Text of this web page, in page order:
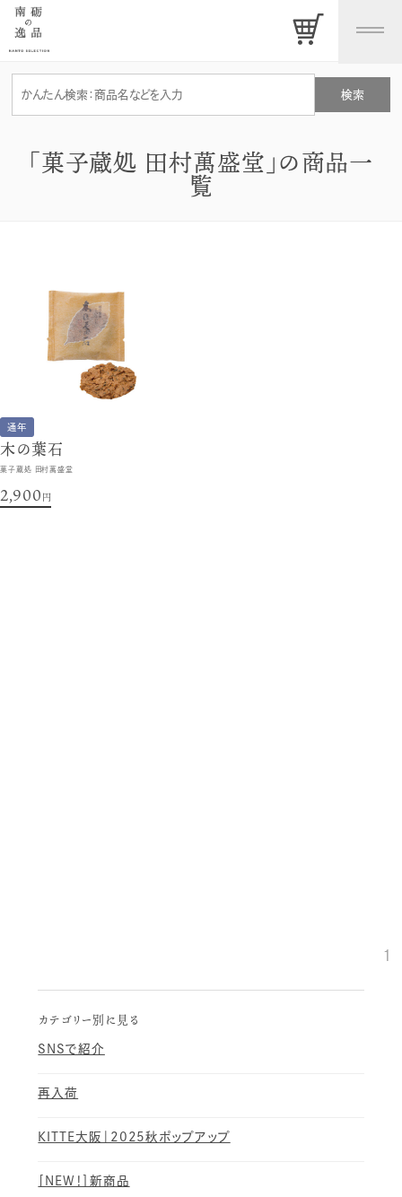
「菓子蔵処 田村萬盛堂」の商品一
覧
通年
木の葉石
菓子蔵処 田村萬盛堂
2,900 円
1
カテゴリー別に見る
SNSで紹介
再入荷
KITTE大阪｜2025秋ポップアップ
［NEW！］新商品